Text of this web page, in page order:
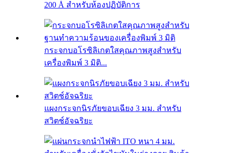
200 Å สำหรับห้องปฏิบัติการ
กระจกบอโรซิลิเกตใสคุณภาพสูงสำหรับ
เครื่องพิมพ์ 3 มิติ...
แผงกระจกนิรภัยขอบเฉียง 3 มม. สำหรับ
สวิตช์อัจฉริยะ